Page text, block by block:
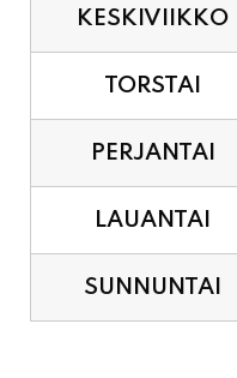
TORSTAI
PERJANTAI
LAUANTAI
SUNNUNTAI